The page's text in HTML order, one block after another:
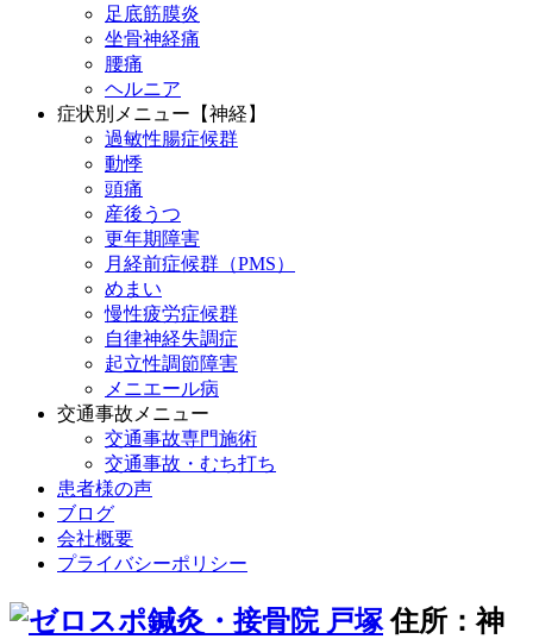
足底筋膜炎
坐骨神経痛
腰痛
ヘルニア
症状別メニュー【神経】
過敏性腸症候群
動悸
頭痛
産後うつ
更年期障害
月経前症候群（PMS）
めまい
慢性疲労症候群
自律神経失調症
起立性調節障害
メニエール病
交通事故メニュー
交通事故専門施術
交通事故・むち打ち
患者様の声
ブログ
会社概要
プライバシーポリシー
住所：神